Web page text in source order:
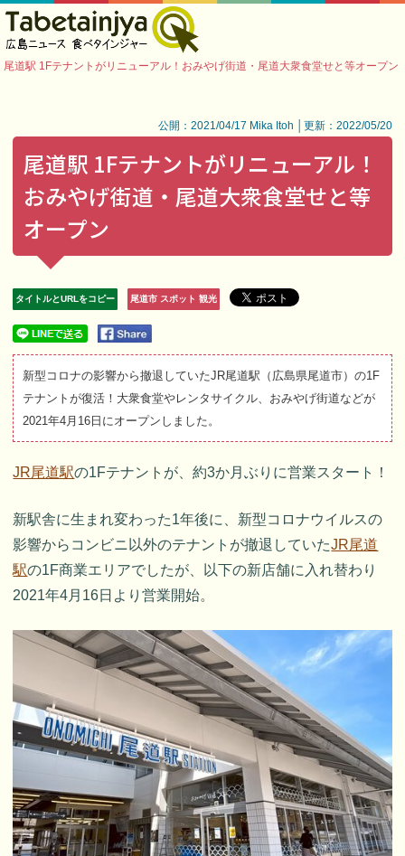
尾道駅 1Fテナントがリニューアル！おみやげ街道・尾道大衆食堂せと等オープン
公開：2021/04/17 Mika Itoh │更新：2022/05/20
尾道駅 1Fテナントがリニューアル！
おみやげ街道・尾道大衆食堂せと等
オープン
タイトルとURLをコピー 尾道市 スポット 観光
新型コロナの影響から撤退していたJR尾道駅（広島県尾道市）の1F
テナントが復活！大衆食堂やレンタサイクル、おみやげ街道などが
2021年4月16日にオープンしました。
JR尾道駅の1Fテナントが、約3か月ぶりに営業スタート！
新駅舎に生まれ変わった1年後に、新型コロナウイルスの
影響からコンビニ以外のテナントが撤退していたJR尾道
駅の1F商業エリアでしたが、以下の新店舗に入れ替わり
2021年4月16日より営業開始。